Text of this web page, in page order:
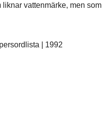
vattenmärke, men som
| 1992